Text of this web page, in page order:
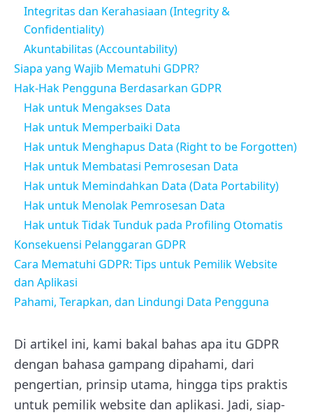
Integritas dan Kerahasiaan (Integrity &
Confidentiality)
Akuntabilitas (Accountability)
Siapa yang Wajib Mematuhi GDPR?
Hak-Hak Pengguna Berdasarkan GDPR
Hak untuk Mengakses Data
Hak untuk Memperbaiki Data
Hak untuk Menghapus Data (Right to be Forgotten)
Hak untuk Membatasi Pemrosesan Data
Hak untuk Memindahkan Data (Data Portability)
Hak untuk Menolak Pemrosesan Data
Hak untuk Tidak Tunduk pada Profiling Otomatis
Konsekuensi Pelanggaran GDPR
Cara Mematuhi GDPR: Tips untuk Pemilik Website
dan Aplikasi
Pahami, Terapkan, dan Lindungi Data Pengguna
Di artikel ini, kami bakal bahas apa itu GDPR
dengan bahasa gampang dipahami, dari
pengertian, prinsip utama, hingga tips praktis
untuk pemilik website dan aplikasi. Jadi, siap-